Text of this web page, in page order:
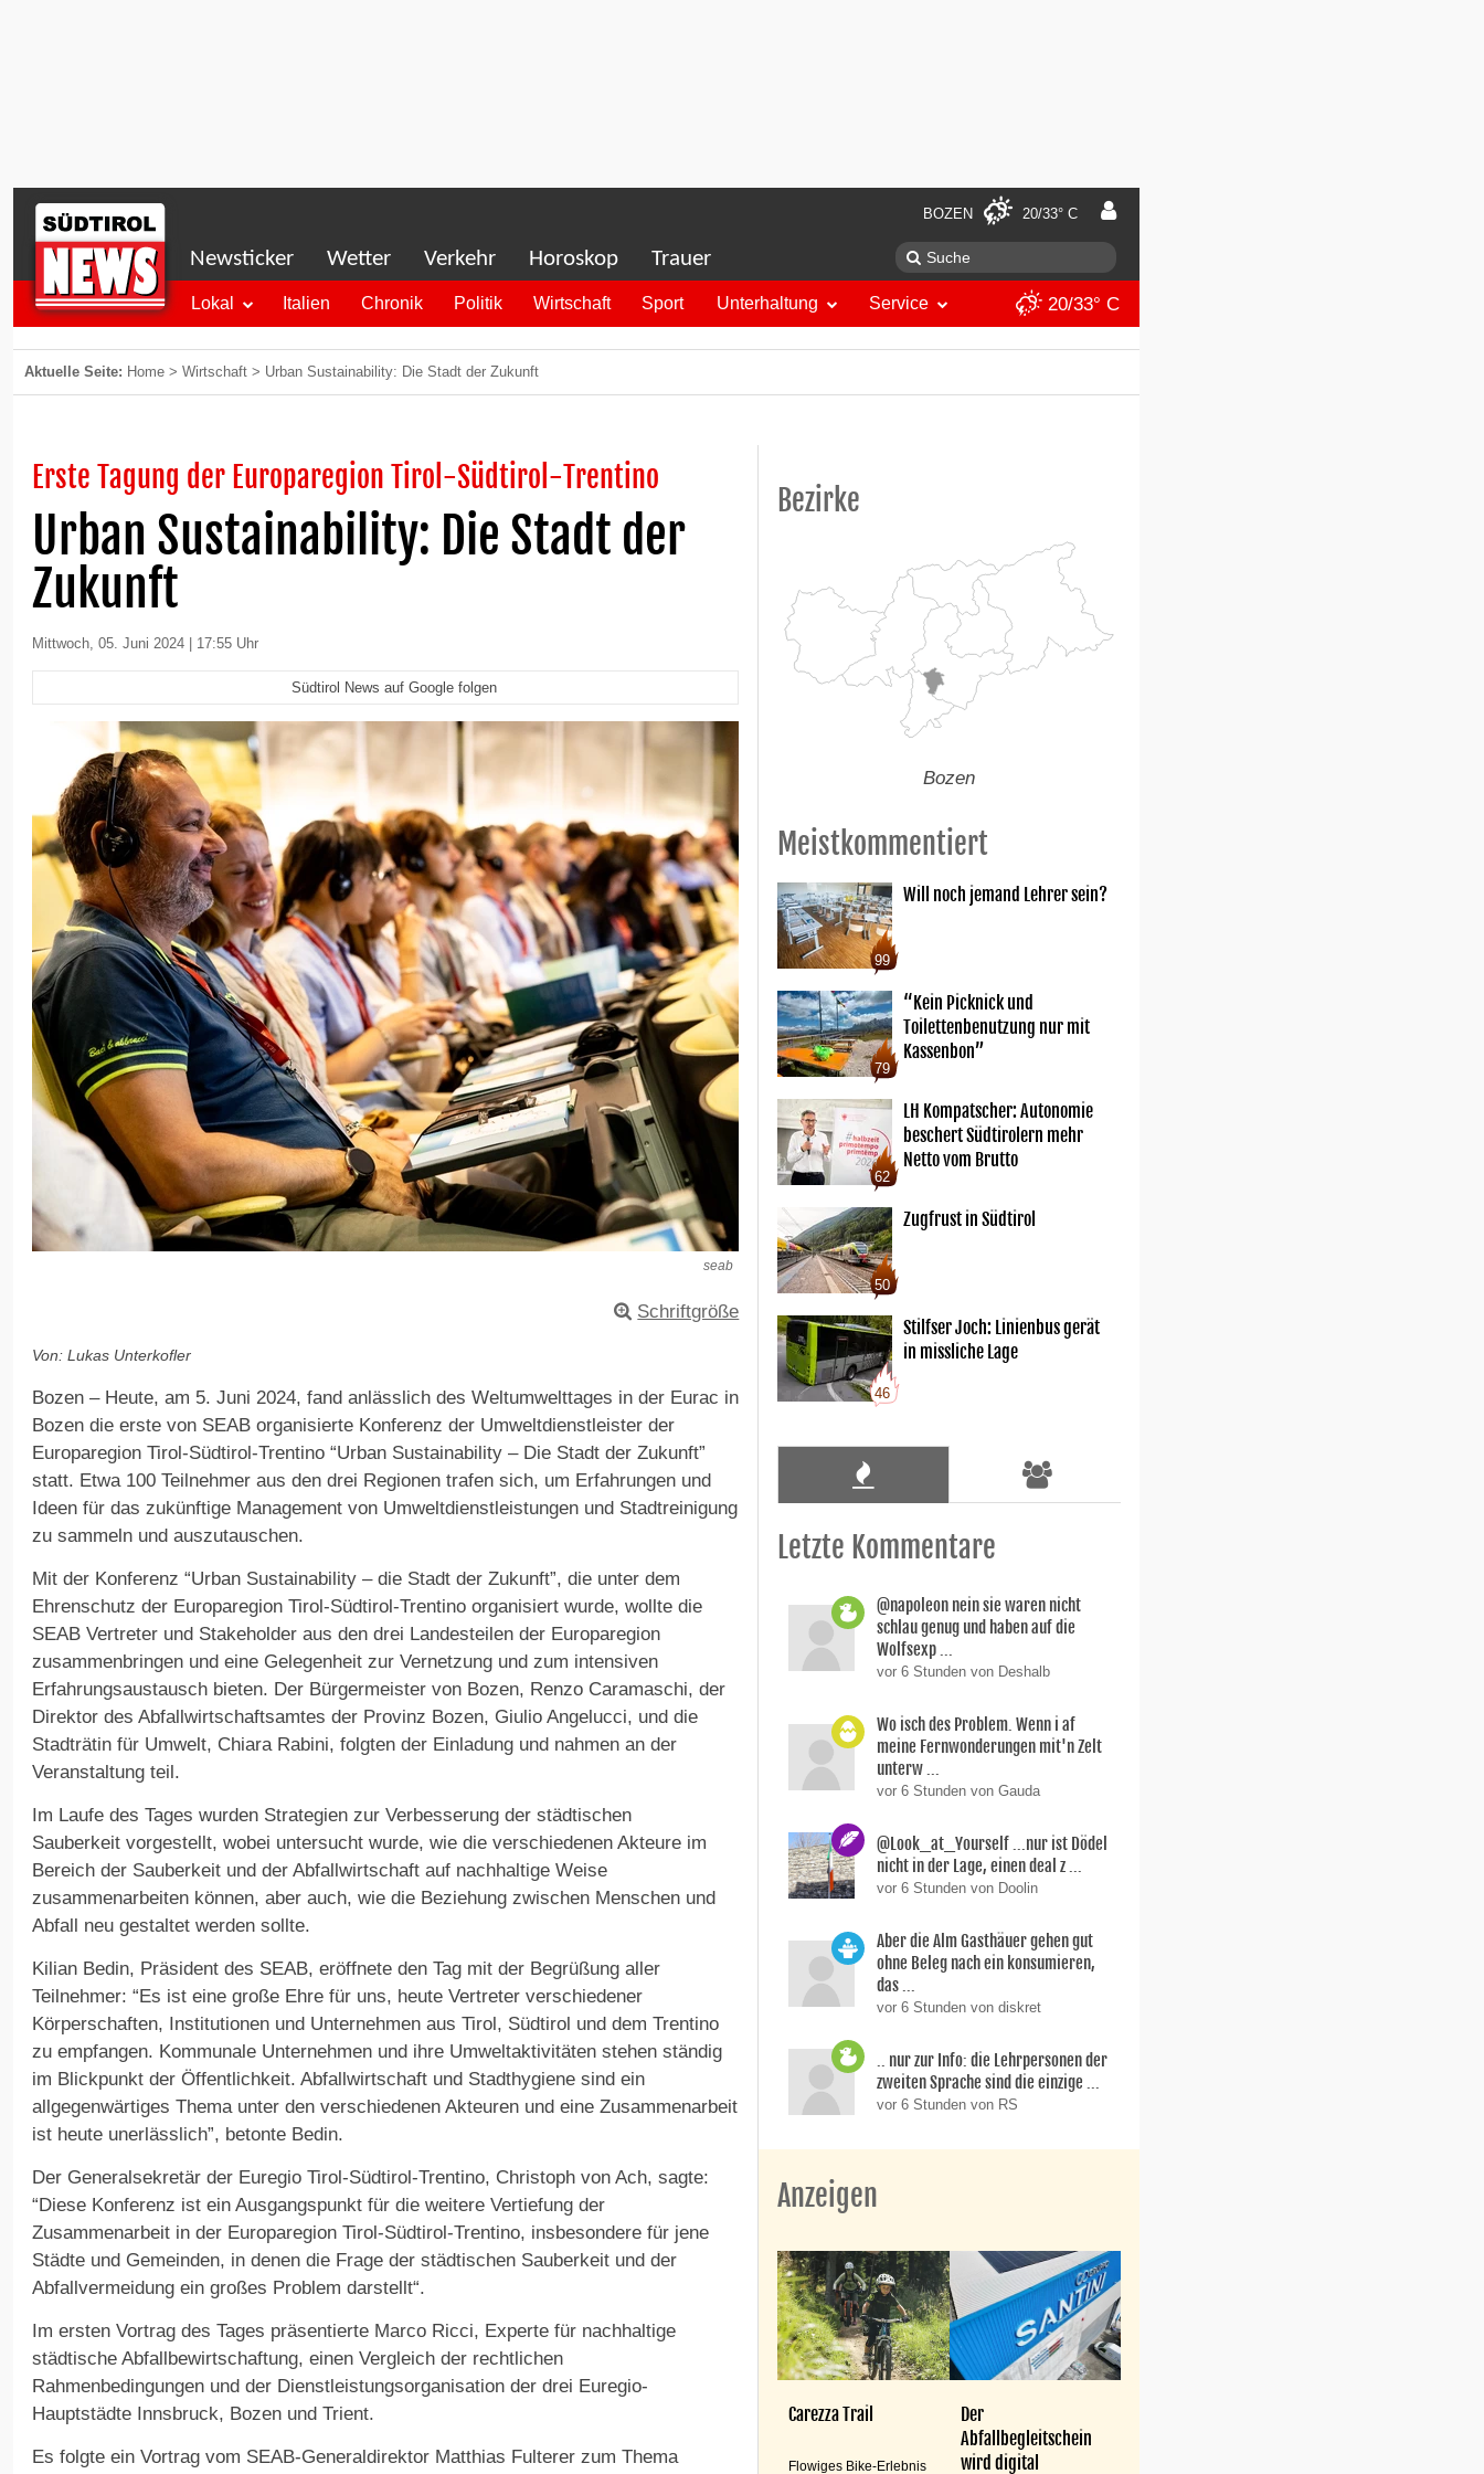
BOZEN 20/33° C
Newsticker Wetter Verkehr Horoskop Trauer
Lokal Italien Chronik Politik Wirtschaft Sport Unterhaltung Service 20/33° C
Aktuelle Seite: Home > Wirtschaft > Urban Sustainability: Die Stadt der Zukunft
Erste Tagung der Europaregion Tirol-Südtirol-Trentino
Urban Sustainability: Die Stadt der
Zukunft
Mittwoch, 05. Juni 2024 | 17:55 Uhr
Südtirol News auf Google folgen
seab
Schriftgröße
Von: Lukas Unterkofler
Bozen – Heute, am 5. Juni 2024, fand anlässlich des Weltumwelttages in der Eurac in
Bozen die erste von SEAB organisierte Konferenz der Umweltdienstleister der
Europaregion Tirol-Südtirol-Trentino “Urban Sustainability – Die Stadt der Zukunft”
statt. Etwa 100 Teilnehmer aus den drei Regionen trafen sich, um Erfahrungen und
Ideen für das zukünftige Management von Umweltdienstleistungen und Stadtreinigung
zu sammeln und auszutauschen.
Mit der Konferenz “Urban Sustainability – die Stadt der Zukunft”, die unter dem
Ehrenschutz der Europaregion Tirol-Südtirol-Trentino organisiert wurde, wollte die
SEAB Vertreter und Stakeholder aus den drei Landesteilen der Europaregion
zusammenbringen und eine Gelegenheit zur Vernetzung und zum intensiven
Erfahrungsaustausch bieten. Der Bürgermeister von Bozen, Renzo Caramaschi, der
Direktor des Abfallwirtschaftsamtes der Provinz Bozen, Giulio Angelucci, und die
Stadträtin für Umwelt, Chiara Rabini, folgten der Einladung und nahmen an der
Veranstaltung teil.
Im Laufe des Tages wurden Strategien zur Verbesserung der städtischen
Sauberkeit vorgestellt, wobei untersucht wurde, wie die verschiedenen Akteure im
Bereich der Sauberkeit und der Abfallwirtschaft auf nachhaltige Weise
zusammenarbeiten können, aber auch, wie die Beziehung zwischen Menschen und
Abfall neu gestaltet werden sollte.
Kilian Bedin, Präsident des SEAB, eröffnete den Tag mit der Begrüßung aller
Teilnehmer: “Es ist eine große Ehre für uns, heute Vertreter verschiedener
Körperschaften, Institutionen und Unternehmen aus Tirol, Südtirol und dem Trentino
zu empfangen. Kommunale Unternehmen und ihre Umweltaktivitäten stehen ständig
im Blickpunkt der Öffentlichkeit. Abfallwirtschaft und Stadthygiene sind ein
allgegenwärtiges Thema unter den verschiedenen Akteuren und eine Zusammenarbeit
ist heute unerlässlich”, betonte Bedin.
Der Generalsekretär der Euregio Tirol-Südtirol-Trentino, Christoph von Ach, sagte:
“Diese Konferenz ist ein Ausgangspunkt für die weitere Vertiefung der
Zusammenarbeit in der Europaregion Tirol-Südtirol-Trentino, insbesondere für jene
Städte und Gemeinden, in denen die Frage der städtischen Sauberkeit und der
Abfallvermeidung ein großes Problem darstellt“.
Im ersten Vortrag des Tages präsentierte Marco Ricci, Experte für nachhaltige
städtische Abfallbewirtschaftung, einen Vergleich der rechtlichen
Rahmenbedingungen und der Dienstleistungsorganisation der drei Euregio-
Hauptstädte Innsbruck, Bozen und Trient.
Es folgte ein Vortrag vom SEAB-Generaldirektor Matthias Fulterer zum Thema
Bezirke
Bozen
Meistkommentiert
99
Will noch jemand Lehrer sein?
79
“Kein Picknick und
Toilettenbenutzung nur mit
Kassenbon”
62
LH Kompatscher: Autonomie
beschert Südtirolern mehr
Netto vom Brutto
50
Zugfrust in Südtirol
46
Stilfser Joch: Linienbus gerät
in missliche Lage
Letzte Kommentare
@napoleon nein sie waren nicht
schlau genug und haben auf die
Wolfsexp ...
vor 6 Stunden von Deshalb
Wo isch des Problem. Wenn i af
meine Fernwonderungen mit'n Zelt
unterw ...
vor 6 Stunden von Gauda
@Look_at_Yourself ...nur ist Dödel
nicht in der Lage, einen deal z ...
vor 6 Stunden von Doolin
Aber die Alm Gasthäuer gehen gut
ohne Beleg nach ein konsumieren,
das ...
vor 6 Stunden von diskret
.. nur zur Info: die Lehrpersonen der
zweiten Sprache sind die einzige ...
vor 6 Stunden von RS
Anzeigen
Carezza Trail
Flowiges Bike-Erlebnis
Der
Abfallbegleitschein
wird digital